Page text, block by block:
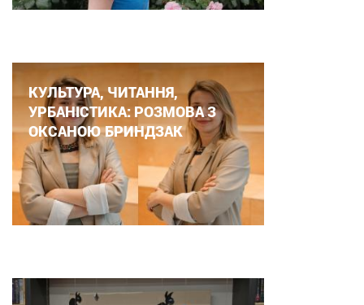
КУЛЬТУРА, ЧИТАННЯ,
УРБАНІСТИКА: РОЗМОВА З
ОКСАНОЮ БРИНДЗАК